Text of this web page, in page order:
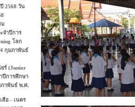
2568 วัน
ม
จำปีการ
โลก
กุมภาพันธ์
ร์ (Junior
ปีการศึกษา
าพันธ์ พ.ศ.
สือ - เนตร